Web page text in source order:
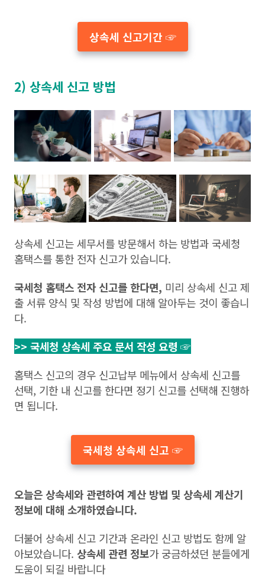
상속세 신고기간 ☞
2) 상속세 신고 방법
상속세 신고는 세무서를 방문해서 하는 방법과 국세청
홈택스를 통한 전자 신고가 있습니다.
국세청 홈택스 전자 신고를 한다면, 미리 상속세 신고 제
출 서류 양식 및 작성 방법에 대해 알아두는 것이 좋습니
다.
>> 국세청 상속세 주요 문서 작성 요령 ☞
홈택스 신고의 경우 신고납부 메뉴에서 상속세 신고를
선택, 기한 내 신고를 한다면 정기 신고를 선택해 진행하
면 됩니다.
국세청 상속세 신고 ☞
오늘은 상속세와 관련하여 계산 방법 및 상속세 계산기
정보에 대해 소개하였습니다.
더불어 상속세 신고 기간과 온라인 신고 방법도 함께 알
아보았습니다. 상속세 관련 정보가 궁금하셨던 분들에게
도움이 되길 바랍니다